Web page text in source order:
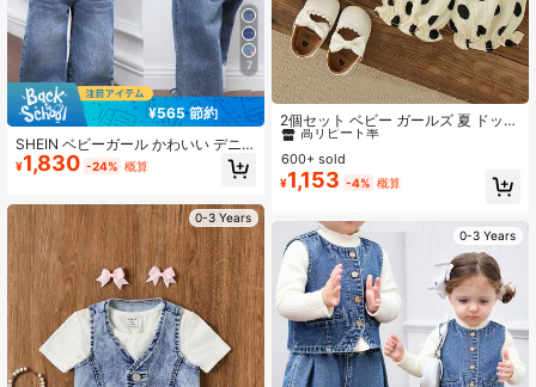
7
¥565 節約
SHEIN ベビーガール かわいい デニ
ム オーバーオールパンツ、秋のカジ
ュアル バケーション カントリー、秋
し
¥1,830 -24% 概算
0-3 Years
2個セット ベビー ガールズ 夏 ドット
柄リボン タンクトップ と ショー
ツ、かわいいカジュアルな休暇コー
デ
#1 ベストセラー
短い ベビーガールズタンクトップコーデ
高リピート率
#1 ベストセラー
高リピート率
#1 ベストセラー
高リピート率
#1 ベストセラー
600+ sold
¥1,153 -4% 概算
0-3 Years